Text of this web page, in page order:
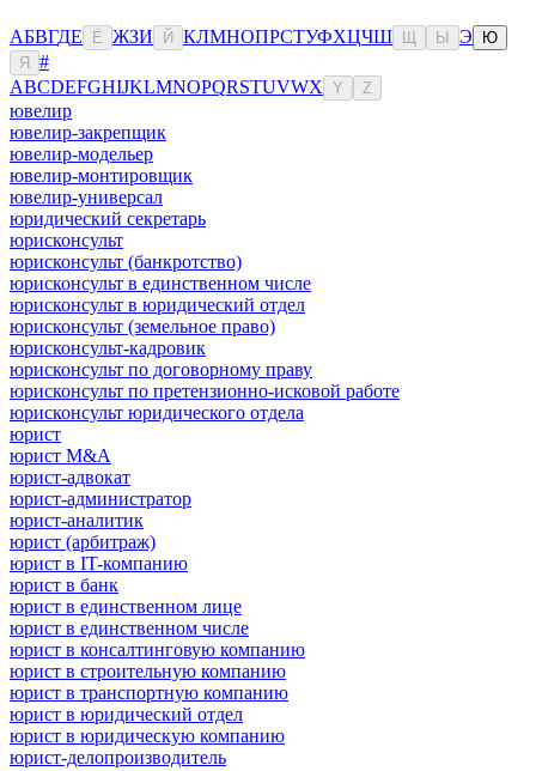
АБВГДЕ Ё ЖЗИ Й КЛМНОПРСТУФХЦЧШ Ы Э
Ю
Я
#
ABCDEFGHIJKLMNOPQRSTUVWX Y Z
ювелир
ювелир-закрепщик
ювелир-модельер
ювелир-монтировщик
ювелир-универсал
юридический секретарь
юрисконсульт
юрисконсульт (банкротство)
юрисконсульт в единственном числе
юрисконсульт в юридический отдел
юрисконсульт (земельное право)
юрисконсульт-кадровик
юрисконсульт по договорному праву
юрисконсульт по претензионно-исковой работе
юрисконсульт юридического отдела
юрист
юрист M&A
юрист-адвокат
юрист-администратор
юрист-аналитик
юрист (арбитраж)
юрист в IT-компанию
юрист в банк
юрист в единственном лице
юрист в единственном числе
юрист в консалтинговую компанию
юрист в строительную компанию
юрист в транспортную компанию
юрист в юридический отдел
юрист в юридическую компанию
юрист-делопроизводитель